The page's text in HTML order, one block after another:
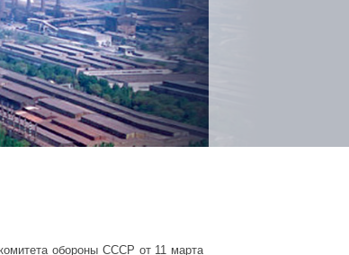
обороны СССР от 11 марта